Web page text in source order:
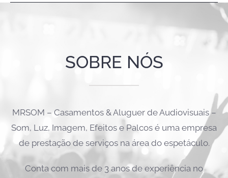
SOBRE NÓS
MRSOM – Casamentos & Aluguer de Audiovisuais –
Som, Luz, Imagem, Efeitos e Palcos é uma empresa
de prestação de serviços na área do espetáculo.
Conta com mais de 3 anos de experiência no